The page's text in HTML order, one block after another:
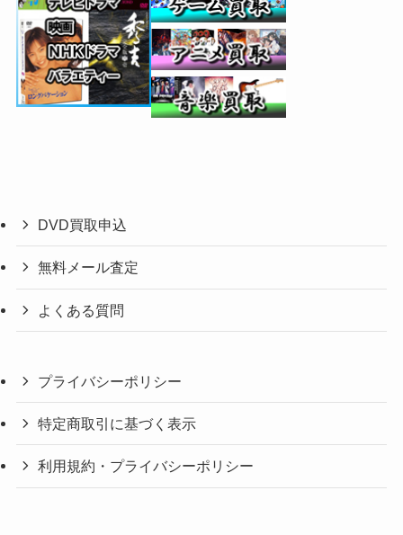
DVD買取申込
無料メール査定
よくある質問
プライバシーポリシー
特定商取引に基づく表示
利用規約・プライバシーポリシー